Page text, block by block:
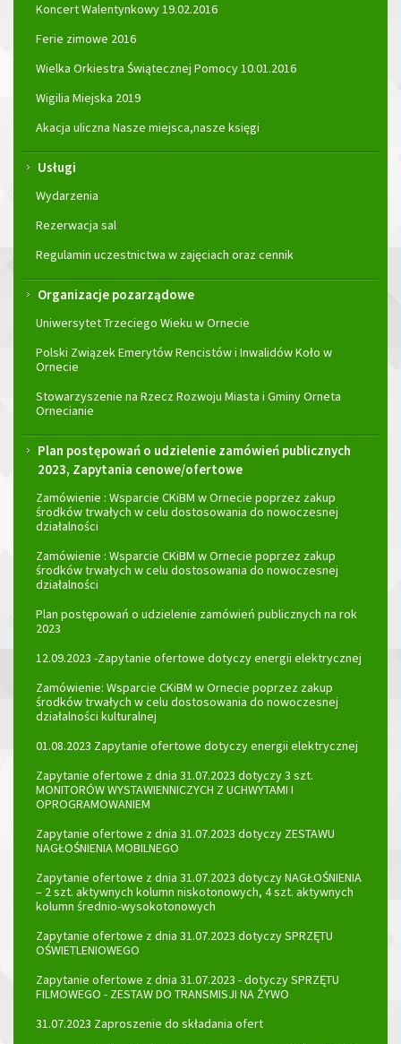
Koncert Walentynkowy 19.02.2016
Ferie zimowe 2016
Wielka Orkiestra Świątecznej Pomocy 10.01.2016
Wigilia Miejska 2019
Akacja uliczna Nasze miejsca,nasze księgi
Usługi
Wydarzenia
Rezerwacja sal
Regulamin uczestnictwa w zajęciach oraz cennik
Organizacje pozarządowe
Uniwersytet Trzeciego Wieku w Ornecie
Polski Związek Emerytów Rencistów i Inwalidów Koło w
Ornecie
Stowarzyszenie na Rzecz Rozwoju Miasta i Gminy Orneta
Ornecianie
Plan postępowań o udzielenie zamówień publicznych
2023, Zapytania cenowe/ofertowe
Zamówienie : Wsparcie CKiBM w Ornecie poprzez zakup
środków trwałych w celu dostosowania do nowoczesnej
działalności
Zamówienie : Wsparcie CKiBM w Ornecie poprzez zakup
środków trwałych w celu dostosowania do nowoczesnej
działalności
Plan postępowań o udzielenie zamówień publicznych na rok
2023
12.09.2023 -Zapytanie ofertowe dotyczy energii elektrycznej
Zamówienie: Wsparcie CKiBM w Ornecie poprzez zakup
środków trwałych w celu dostosowania do nowoczesnej
działalności kulturalnej
01.08.2023 Zapytanie ofertowe dotyczy energii elektrycznej
Zapytanie ofertowe z dnia 31.07.2023 dotyczy 3 szt.
MONITORÓW WYSTAWIENNICZYCH Z UCHWYTAMI I
OPROGRAMOWANIEM
Zapytanie ofertowe z dnia 31.07.2023 dotyczy ZESTAWU
NAGŁOŚNIENIA MOBILNEGO
Zapytanie ofertowe z dnia 31.07.2023 dotyczy NAGŁOŚNIENIA
– 2 szt. aktywnych kolumn niskotonowych, 4 szt. aktywnych
kolumn średnio-wysokotonowych
Zapytanie ofertowe z dnia 31.07.2023 dotyczy SPRZĘTU
OŚWIETLENIOWEGO
Zapytanie ofertowe z dnia 31.07.2023 - dotyczy SPRZĘTU
FILMOWEGO - ZESTAW DO TRANSMISJI NA ŻYWO
31.07.2023 Zaproszenie do składania ofert